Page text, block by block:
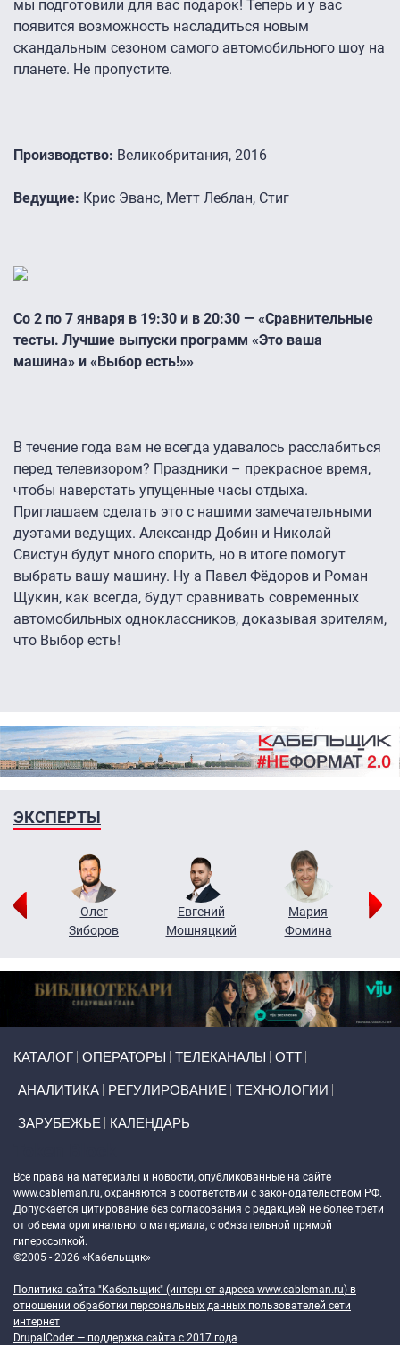
мы подготовили для вас подарок! Теперь и у вас
появится возможность насладиться новым
скандальным сезоном самого автомобильного шоу на
планете. Не пропустите.
Производство: Великобритания, 2016
Ведущие: Крис Эванс, Метт Леблан, Стиг
Со 2 по 7 января в 19:30 и в 20:30 — «Сравнительные
тесты. Лучшие выпуски программ «Это ваша
машина» и «Выбор есть!»»
В течение года вам не всегда удавалось расслабиться
перед телевизором? Праздники – прекрасное время,
чтобы наверстать упущенные часы отдыха.
Приглашаем сделать это с нашими замечательными
дуэтами ведущих. Александр Добин и Николай
Свистун будут много спорить, но в итоге помогут
выбрать вашу машину. Ну а Павел Фёдоров и Роман
Щукин, как всегда, будут сравнивать современных
автомобильных одноклассников, доказывая зрителям,
что Выбор есть!
ЭКСПЕРТЫ
Олег
Зиборов
Евгений
Мошняцкий
Мария
Фомина
КАТАЛОГ ОПЕРАТОРЫ ТЕЛЕКАНАЛЫ ОТТ
АНАЛИТИКА РЕГУЛИРОВАНИЕ ТЕХНОЛОГИИ
ЗАРУБЕЖЬЕ КАЛЕНДАРЬ
Все права на материалы и новости, опубликованные на сайте
www.cableman.ru, охраняются в соответствии с законодательством РФ.
Допускается цитирование без согласования с редакцией не более трети
от объема оригинального материала, с обязательной прямой
гиперссылкой.
©2005 - 2026 «Кабельщик»
Политика сайта "Кабельщик" (интернет-адреса www.cableman.ru) в
отношении обработки персональных данных пользователей сети
интернет
DrupalCoder — поддержка сайта c 2017 года